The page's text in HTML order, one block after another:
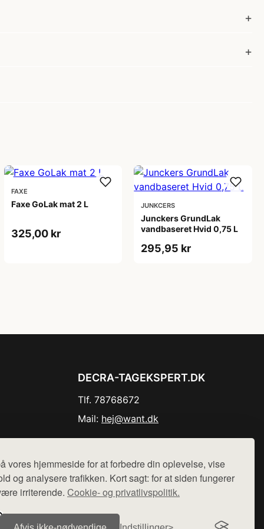
vores hjemmeside for at forbedre din oplevelse, vise
og analysere trafikken. Kort sagt: for at siden fungerer
irriterende. Cookie- og privatlivspolitik.
FAXE
Faxe GoLak mat 2 L
325,00 kr
JUNKCERS
Junckers GrundLak
vandbaseret Hvid 0,75 L
295,95 kr
DECRA-TAGEKSPERT.DK
Tlf. 78768672
Mail: hej@want.dk
sælges ikke varer fra denne side - vi henviser til de shops,